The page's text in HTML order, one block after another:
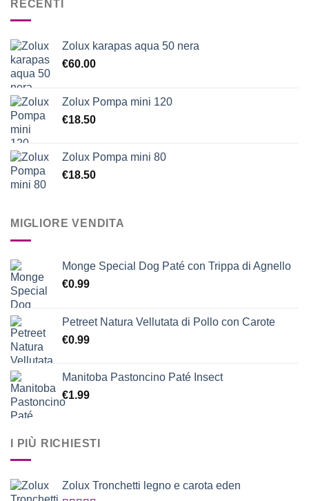
RECENTI
Zolux karapas aqua 50 nera
€60.00
Zolux Pompa mini 120
€18.50
Zolux Pompa mini 80
€18.50
MIGLIORE VENDITA
Monge Special Dog Paté con Trippa di Agnello
€0.99
Petreet Natura Vellutata di Pollo con Carote
€0.99
Manitoba Pastoncino Paté Insect
€1.99
I PIÙ RICHIESTI
Zolux Tronchetti legno e carota eden